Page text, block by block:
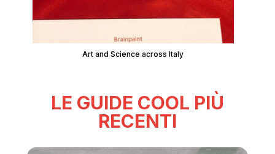
Art and Science across Italy
LE GUIDE COOL PIÙ
RECENTI